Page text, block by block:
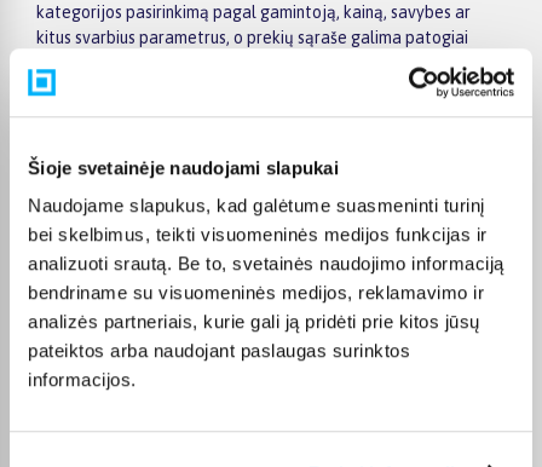
Šioje svetainėje naudojami slapukai
Naudojame slapukus, kad galėtume suasmeninti turinį
bei skelbimus, teikti visuomeninės medijos funkcijas ir
analizuoti srautą. Be to, svetainės naudojimo informaciją
bendriname su visuomeninės medijos, reklamavimo ir
analizės partneriais, kurie gali ją pridėti prie kitos jūsų
pateiktos arba naudojant paslaugas surinktos
informacijos.
kategorijos pasirinkimą pagal gamintoją, kainą, savybes ar
kitus svarbius parametrus, o prekių sąraše galima patogiai
palyginti skirtingus pasiūlymus. Atidarius konkrečios prekės
puslapį, rasite detalesnę informaciją apie techninius duomenis,
pristatymo terminą, apmokėjimo būdus ir pirkimo sąlygas,
Didesnės vertės pirkiniams BIGBOX.LT siūlo patogų
apmokėjimą dalimis – visoms prekėms nuo 150 Eur taikomas
nemokamas 24 mėnesių lizingas, todėl norimą prekę galima
įsigyti išsimokėtinai. Užsakymus pristatome visoje Lietuvoje:
pristatymas į paštomatus kainuoja nuo 2,29 €, o užsakymams
nuo 499 € pristatymas į paštomatą nemokamas; kurjerio
pristatymo kaina prasideda nuo 2,99 €. Sandėlyje esančios
prekės paprastai pristatomos per 1–2 darbo dienas, o tikslus
kiekvienos prekės pristatymo terminas nurodomas jos